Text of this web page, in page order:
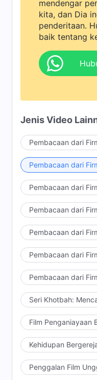
mendengar
kita, dan Dia
penderitaan.
baik tentang
Jenis Video
Pembacaan dari
Pembacaan dari
Pembacaan dari
Pembacaan dari
Pembacaan dari
Pembacaan dari
Pembacaan dari
Seri Khotbah:
Film Penganiayaan
Kehidupan
Penggalan Film